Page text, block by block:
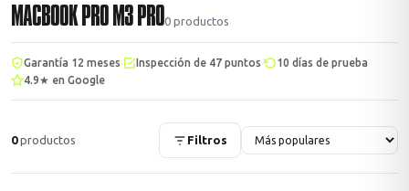
Gamer
MacBook Air
→
→
Mini PC
MACBOOK PRO M3 PRO0 productos
Garantía 12 meses Inspección de 47 puntos 10 días de prueba
4.9★ en Google
0productos Filtros